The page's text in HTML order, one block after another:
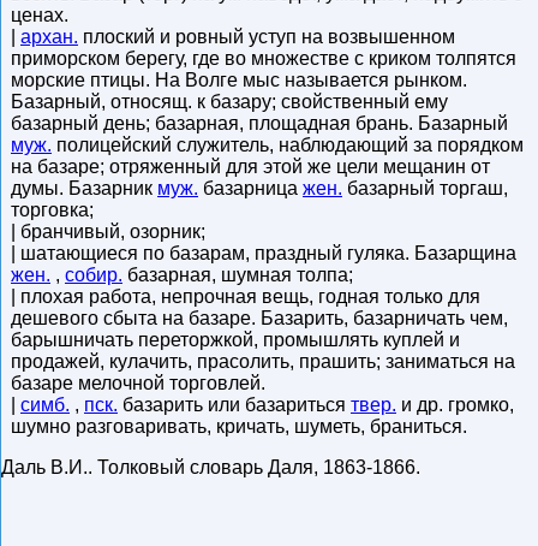
ценах.
архан. плоский и ровный уступ на возвышенном
приморском берегу, где во множестве с криком толпятся
морские птицы. На Волге мыс называется рынком.
Базарный, относящ. к базару; свойственный ему
базарный день; базарная, площадная брань. Базарный
муж. полицейский служитель, наблюдающий за порядком
на базаре; отряженный для этой же цели мещанин от
думы. Базарник муж. базарница жен. базарный торгаш,
торговка;
| бранчивый, озорник;
| шатающиеся по базарам, праздный гуляка. Базарщина
жен. , собир. базарная, шумная толпа;
| плохая работа, непрочная вещь, годная только для
дешевого сбыта на базаре. Базарить, базарничать чем,
барышничать переторжкой, промышлять куплей и
продажей, кулачить, прасолить, прашить; заниматься на
базаре мелочной торговлей.
симб. , пск. базарить или базариться твер. и др. громко,
шумно разговаривать, кричать, шуметь, браниться.
Даль В.И.. Толковый словарь Даля, 1863-1866.